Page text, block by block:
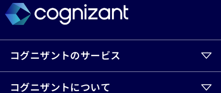
コグニザントのサービス
コグニザントについて